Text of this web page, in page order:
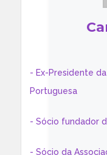
- Ex-Presidente
Portuguesa
- Sócio fundador
- Sócio da